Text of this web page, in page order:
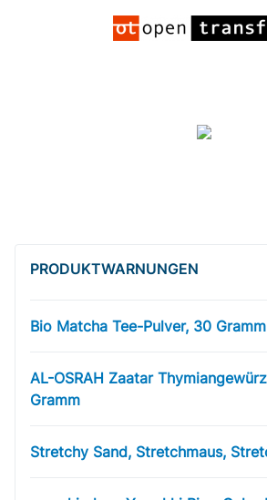
PRODUKT­WARNUNGEN
Bio Matcha Tee-Pulver, 30 Gramm
AL-OSRAH Zaatar
Gramm
Stretchy Sand, Stretchmaus,